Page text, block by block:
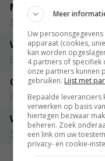
Magere melkpoeder
Zuivel NL
Vleeskuikens 2001-2600
Barneveld
Gerst
Groningen
Volle melkpoeder
Zuivel NL
Meer
Uw
apparaat (cookies,
kan worden
4 partners of specifiek
onze partners kunnen
gebruiken. Lijst met
Bepaalde leveranciers
verwerken op basis
hiertegen bezwaar
beheren. Zoek
een link om uw
privacy- en cookie-